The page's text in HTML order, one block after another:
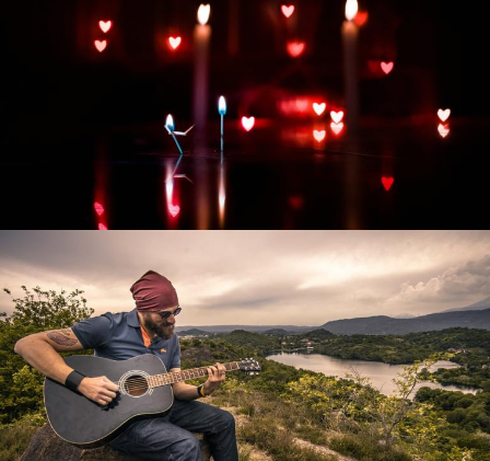
Развитие интернет-магазина "Всё для
праздника"
Смотреть проект
Перевод интернет-магазина
Guitaramania.ru на 1С-Битрикс